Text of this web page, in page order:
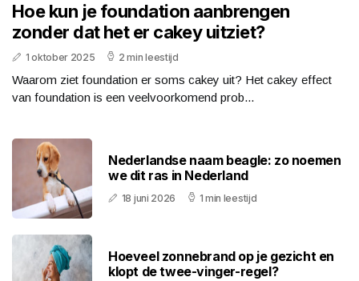
Hoe kun je foundation aanbrengen
zonder dat het er cakey uitziet?
1 oktober 2025 2 min leestijd
Waarom ziet foundation er soms cakey uit? Het cakey effect
van foundation is een veelvoorkomend prob...
Nederlandse naam beagle: zo noemen
we dit ras in Nederland
18 juni 2026 1 min leestijd
Hoeveel zonnebrand op je gezicht en
klopt de twee-vinger-regel?